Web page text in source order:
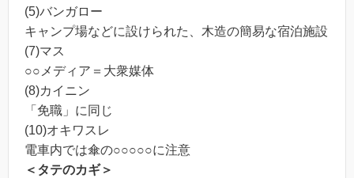
(5)バンガロー
キャンプ場などに設けられた、木造の簡易な宿泊施設
(7)マス
○○メディア＝大衆媒体
(8)カイニン
「免職」に同じ
(10)オキワスレ
電車内では傘の○○○○○に注意
＜タテのカギ＞